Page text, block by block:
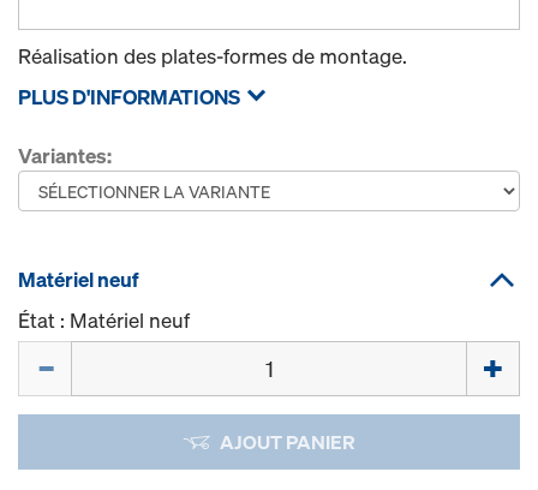
Réalisation des plates-formes de montage.
PLUS D'INFORMATIONS
Variantes:
Matériel neuf
État : Matériel neuf
AJOUT PANIER